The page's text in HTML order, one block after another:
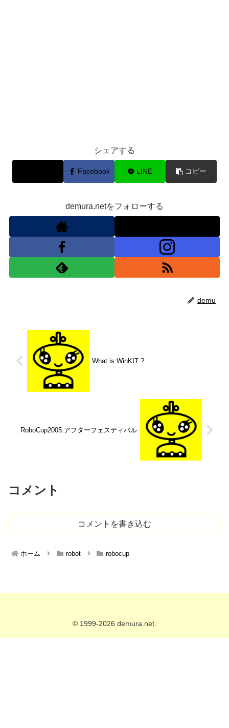
シェアする
Facebook LINE コピー
demura.netをフォローする
demu
What is WinKIT ?
RoboCup2005:アフターフェスティバル
コメント
コメントを書き込む
ホーム robot robocup
© 1999-2026 demura.net.